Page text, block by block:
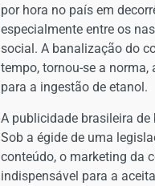
por hora no país em
especialmente entre os
social. A banalização do
tempo, tornou-se a
para a ingestão de etanol.
A publicidade brasileira
Sob a égide de uma
conteúdo, o marketing da
indispensável para a